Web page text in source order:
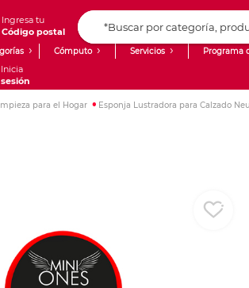
Ingresa tu
Código postal
Cómputo Servicios Programa
Inicia
sesión
para el Hogar Esponja Lustradora para Calzado